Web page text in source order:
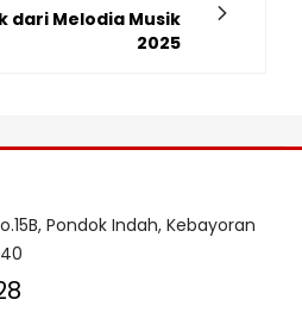
dari Melodia Musik
2025
Pondok Indah, Kebayoran